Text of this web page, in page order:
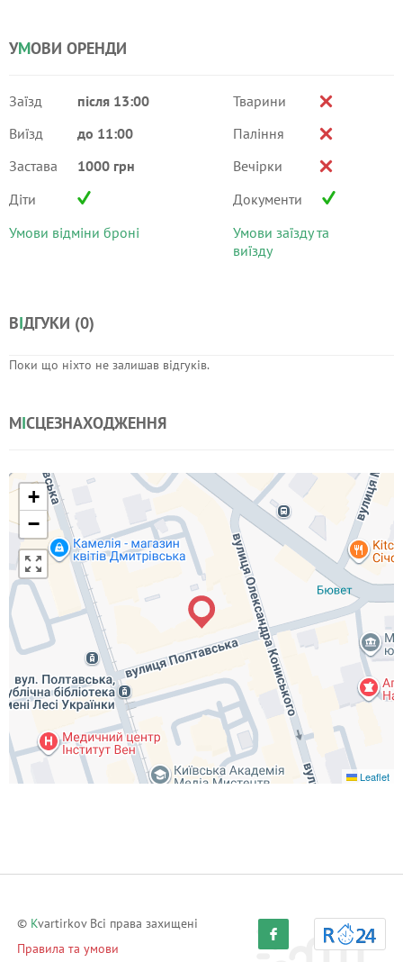
УМОВИ ОРЕНДИ
Заїзд
після 13:00
Виїзд
до 11:00
Застава
1000 грн
Діти
Умови відміни броні
Тварини
Паління
Вечірки
Документи
Умови заїзду та
виїзду
ВІДГУКИ (0)
Поки що ніхто не залишав відгуків.
МІСЦЕЗНАХОДЖЕННЯ
+
−
Leaflet
© Kvartirkov Всі права захищені
Правила та умови